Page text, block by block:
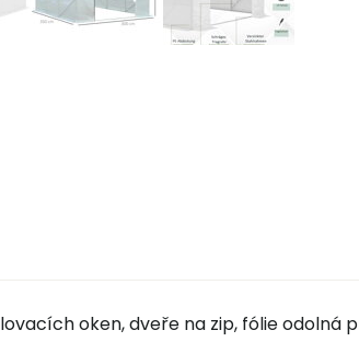
oken, dveře na zip, fólie odolná